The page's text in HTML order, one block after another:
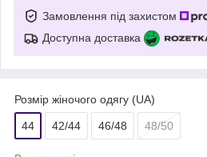
Замовлення під захистом
Доступна доставка
Розмір жіночого одягу (UA)
44 42/44 46/48 48/50